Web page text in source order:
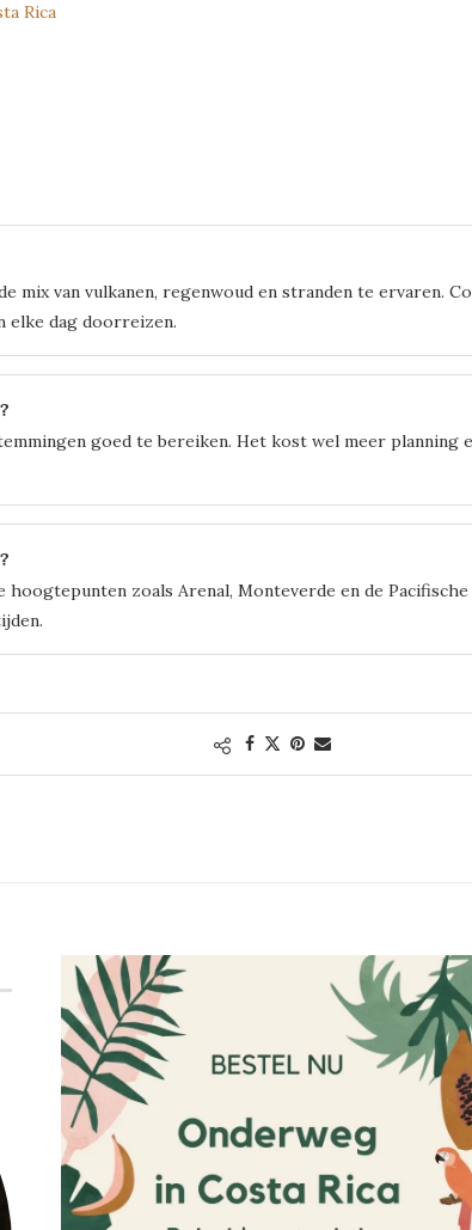
Rica
mix van vulkanen, regenwoud en stranden te ervaren.
elke dag doorreizen.
goed te bereiken. Het kost wel meer planning
zoals Arenal, Monteverde en de